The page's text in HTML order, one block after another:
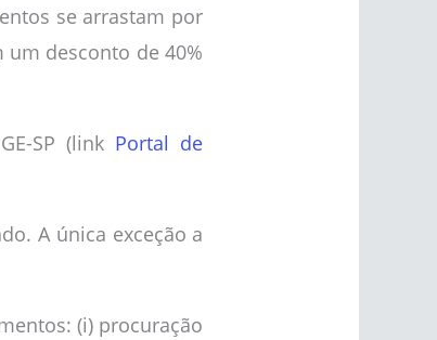
se arrastam por
desconto de 40%
SP (link Portal de
A única exceção a
(i) procuração